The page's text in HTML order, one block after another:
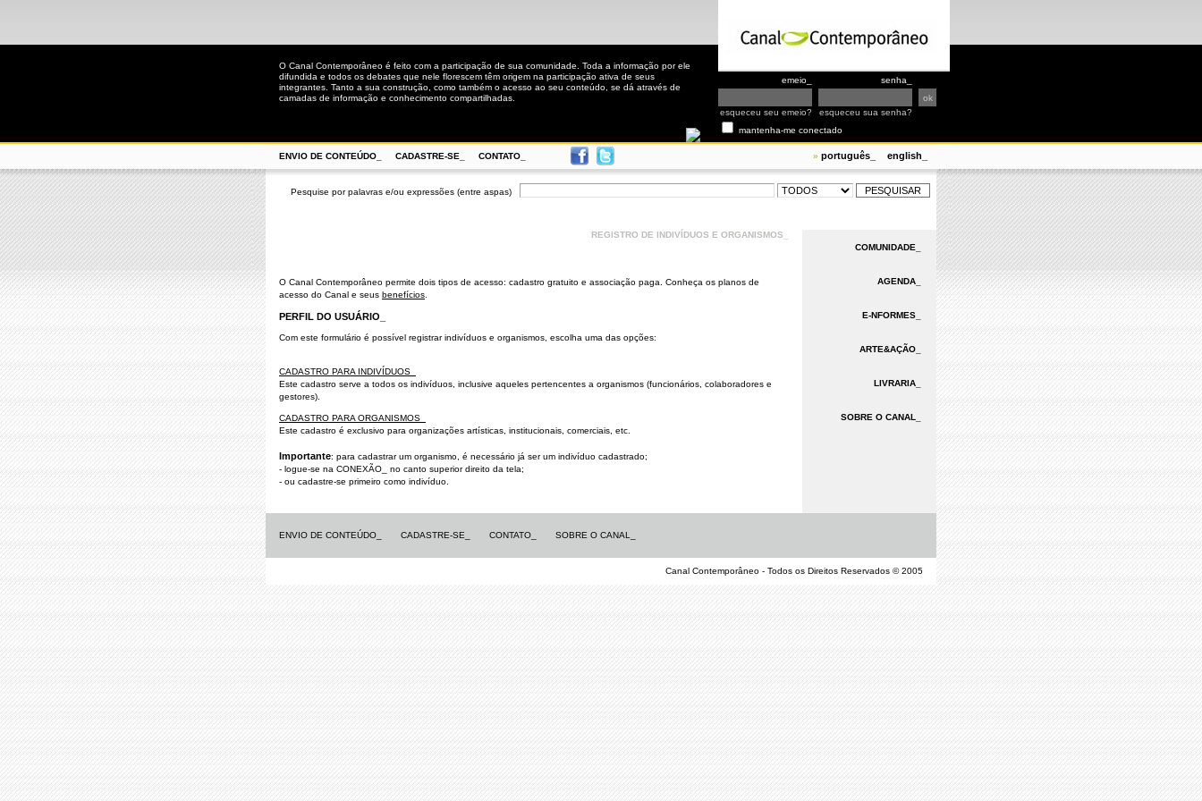
O Canal Contemporâneo é feito com a participação de sua comunidade. Toda a informação por ele
difundida e todos os debates que nele florescem têm origem na participação ativa de seus
integrantes. Tanto a sua construção, como também o acesso ao seu conteúdo, se dá através de
camadas de informação e conhecimento compartilhadas.
emeio_ senha_
esqueceu seu emeio?
esqueceu sua senha?
mantenha-me conectado
ENVIO DE CONTEÚDO_ CADASTRE-SE_ CONTATO_ » português_ english_
Pesquise por palavras e/ou expressões (entre aspas)
REGISTRO DE INDIVÍDUOS E ORGANISMOS_
O Canal Contemporâneo permite dois tipos de acesso: cadastro gratuito e associação paga. Conheça os planos de
acesso do Canal e seus benefícios
PERFIL DO USUÁRIO_
Com este formulário é possível registrar indivíduos e organismos, escolha uma das opções:
CADASTRO PARA INDIVÍDUOS_
Este cadastro serve a todos os indivíduos, inclusive aqueles pertencentes a organismos (funcionários, colaboradores e
gestores).
CADASTRO PARA ORGANISMOS_
Este cadastro é exclusivo para organizações artísticas, institucionais, comerciais, etc.
Importante: para cadastrar um organismo, é necessário já ser um indivíduo cadastrado;
- logue-se na CONEXÃO_ no canto superior direito da tela;
- ou cadastre-se primeiro como indivíduo.
COMUNIDADE_
AGENDA_
E-NFORMES_
ARTE&AÇÃO_
LIVRARIA_
SOBRE O CANAL_
ENVIO DE CONTEÚDO_ CADASTRE-SE_ CONTATO_ SOBRE O CANAL_
Canal Contemporâneo - Todos os Direitos Reservados © 2005